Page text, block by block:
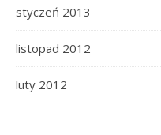
styczeń 2013
listopad 2012
luty 2012